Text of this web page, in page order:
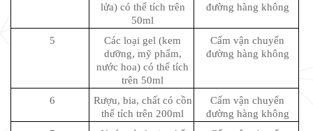
lửa) có thể tích trên
50ml
đường hàng không
5
Các loại gel (kem
dưỡng, mỹ phẩm,
nước hoa) có thể tích
trên 50ml
Cấm vận chuyển
đường hàng không
6
Rượu, bia, chất có cồn
thể tích trên 200ml
Cấm vận chuyển
đường hàng không